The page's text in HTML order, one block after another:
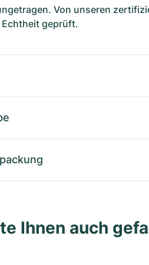
Von unseren
geprüft.
Ihnen auch